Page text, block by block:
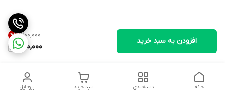
۷۰۰٬۰۰۰ 4%
670,000
افزودن به سبد خرید
پروفایل سبد خرید دسته‌بندی خانه